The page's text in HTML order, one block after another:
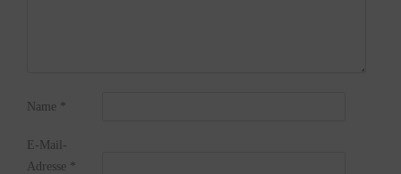
Name *
E-Mail-
Adresse *